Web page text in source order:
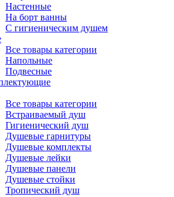
Настенные
На борт ванны
С гигиеническим душем
Все товары категории
Напольные
Подвесные
Все товары категории
Встраиваемый душ
Гигиенический душ
Душевые гарнитуры
Душевые комплекты
Душевые лейки
Душевые панели
Душевые стойки
Тропический душ